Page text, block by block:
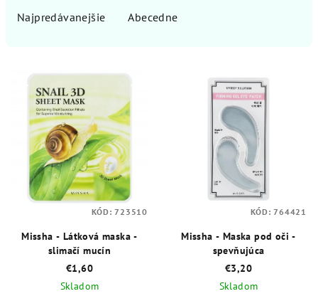
Najpredávanejšie Abecedne
Missha - Látková maska -
slimačí mucín
€1,60
Skladom
KÓD:723510
Missha - Maska pod oči -
spevňujúca
€3,20
Skladom
KÓD:764421